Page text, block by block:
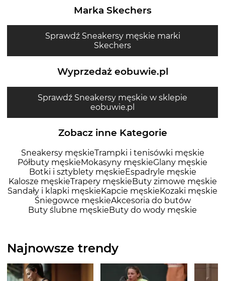
Marka Skechers
Sprawdź Sneakersy męskie marki
Skechers
Wyprzedaż eobuwie.pl
Sprawdź Sneakersy męskie w sklepie
eobuwie.pl
Zobacz inne Kategorie
Sneakersy męskieTrampki i tenisówki męskie
Półbuty męskie Mokasyny męskieGlany męskie
Botki i sztyblety męskie Espadryle męskie
Kalosze męskieTrapery męskie Buty zimowe męskie
Sandały i klapki męskie Kapcie męskie Kozaki męskie
Śniegowce męskieAkcesoria do butów
Buty ślubne męskie Buty do wody męskie
Najnowsze trendy